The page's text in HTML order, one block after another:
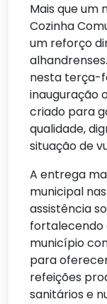
Mais que um
Cozinha
um reforço
nesta terça-
inauguração
criado para
qualidade,
situação de
A entrega
municipal
assistência
fortalecendo
município
para
refeições
sanitários e